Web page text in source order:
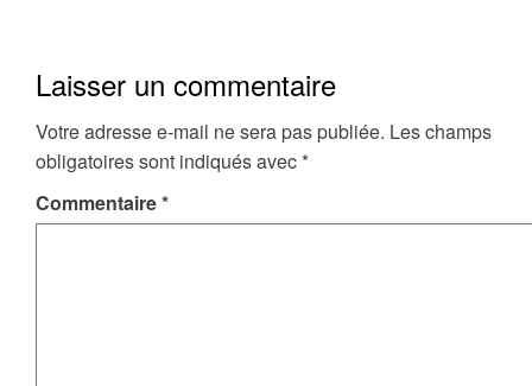
Laisser un commentaire
Votre adresse e-mail ne sera pas publiée. Les champs
obligatoires sont indiqués avec *
Commentaire*